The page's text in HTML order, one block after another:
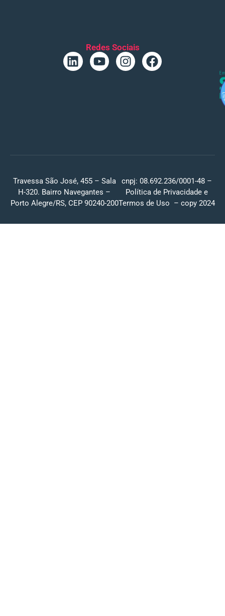
Redes Sociais
Travessa São José, 455 – Sala
H-320. Bairro Navegantes –
Porto Alegre/RS, CEP 90240-200
cnpj: 08.692.236/0001-48 –
Política de Privacidade e
Termos de Uso – copy 2024